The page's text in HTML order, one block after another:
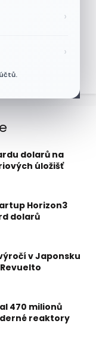
›
›
SK Hynix se
dolarů na
úložišť
Horizon3
dolarů
v Japonsku
470 milionů
reaktory